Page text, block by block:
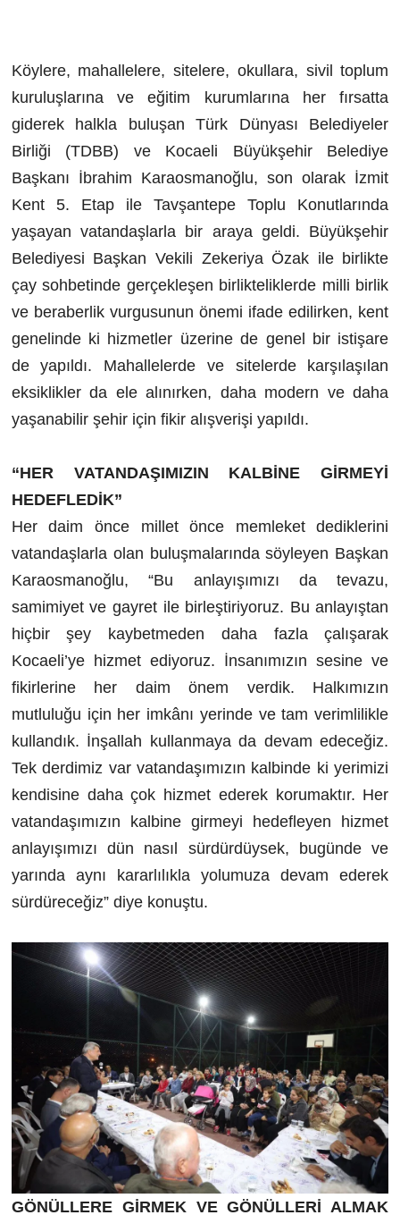
Köylere, mahallelere, sitelere, okullara, sivil toplum
kuruluşlarına ve eğitim kurumlarına her fırsatta
giderek halkla buluşan Türk Dünyası Belediyeler
Birliği (TDBB) ve Kocaeli Büyükşehir Belediye
Başkanı İbrahim Karaosmanoğlu, son olarak İzmit
Kent 5. Etap ile Tavşantepe Toplu Konutlarında
yaşayan vatandaşlarla bir araya geldi. Büyükşehir
Belediyesi Başkan Vekili Zekeriya Özak ile birlikte
çay sohbetinde gerçekleşen birlikteliklerde milli birlik
ve beraberlik vurgusunun önemi ifade edilirken, kent
genelinde ki hizmetler üzerine de genel bir istişare
de yapıldı. Mahallelerde ve sitelerde karşılaşılan
eksiklikler da ele alınırken, daha modern ve daha
yaşanabilir şehir için fikir alışverişi yapıldı.
“HER VATANDAŞIMIZIN KALBİNE GİRMEYİ
HEDEFLEDİK”
Her daim önce millet önce memleket dediklerini
vatandaşlarla olan buluşmalarında söyleyen Başkan
Karaosmanoğlu, “Bu anlayışımızı da tevazu,
samimiyet ve gayret ile birleştiriyoruz. Bu anlayıştan
hiçbir şey kaybetmeden daha fazla çalışarak
Kocaeli’ye hizmet ediyoruz. İnsanımızın sesine ve
fikirlerine her daim önem verdik. Halkımızın
mutluluğu için her imkânı yerinde ve tam verimlilikle
kullandık. İnşallah kullanmaya da devam edeceğiz.
Tek derdimiz var vatandaşımızın kalbinde ki yerimizi
kendisine daha çok hizmet ederek korumaktır. Her
vatandaşımızın kalbine girmeyi hedefleyen hizmet
anlayışımızı dün nasıl sürdürdüysek, bugünde ve
yarında aynı kararlılıkla yolumuza devam ederek
sürdüreceğiz” diye konuştu.
GÖNÜLLERE GİRMEK VE GÖNÜLLERİ ALMAK